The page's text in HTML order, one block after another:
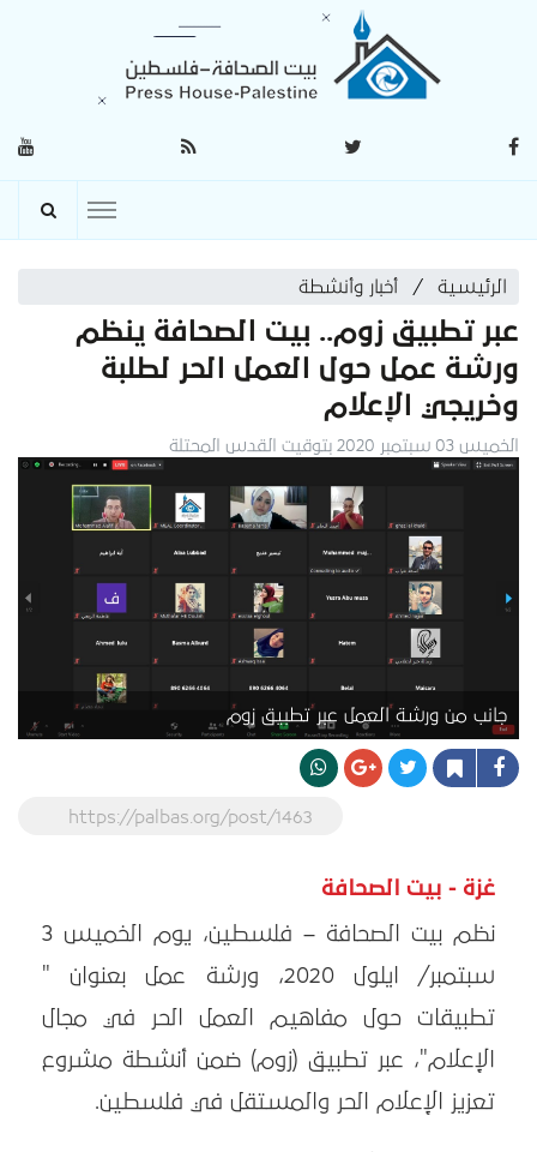
الرئيسية أخبار وأنشطة
عبر تطبيق زوم.. بيت الصحافة ينظم
ورشة عمل حول العمل الحر لطلبة
وخريجي الإعلام
الخميس 03 سبتمبر 2020 بتوقيت القدس المحتلة
جانب من ورشة العمل عبر تطبيق زوم
https://palbas.org/post/1463
غزة - بيت الصحافة
نظم بيت الصحافة – فلسطين، يوم الخميس 3
سبتمبر/ ايلول 2020، ورشة عمل بعنوان "
تطبيقات حول مفاهيم العمل الحر في مجال
الإعلام"، عبر تطبيق (زوم) ضمن أنشطة مشروع
تعزيز الإعلام الحر والمستقل في فلسطين.